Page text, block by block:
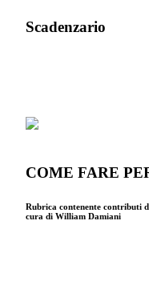
Scadenzario
COME FARE
Rubrica contenente contributi
cura di William Damiani